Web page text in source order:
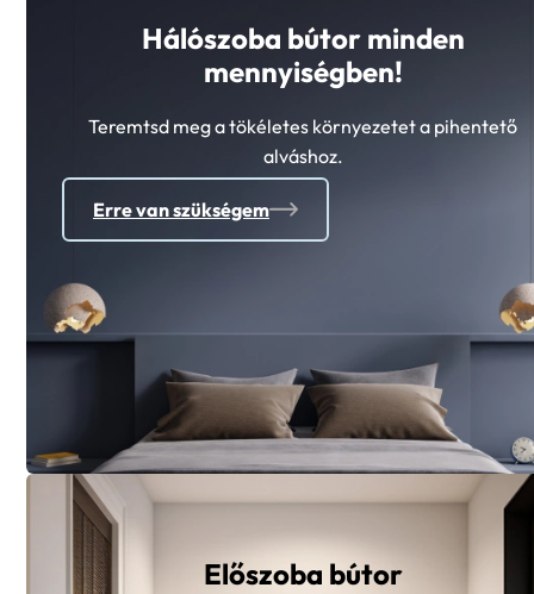
Hálószoba bútor minden
mennyiségben!
Teremtsd meg a tökéletes környezetet a pihentető
alváshoz.
Erre van szükségem
Előszoba bútor